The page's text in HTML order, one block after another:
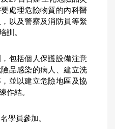
處理危險物質的內科醫
以及警察及消防員等緊
訓。
包括個人保護設備注意
品感染的病人、建立洗
並以建立危險地區及協
作結。
學員參加。